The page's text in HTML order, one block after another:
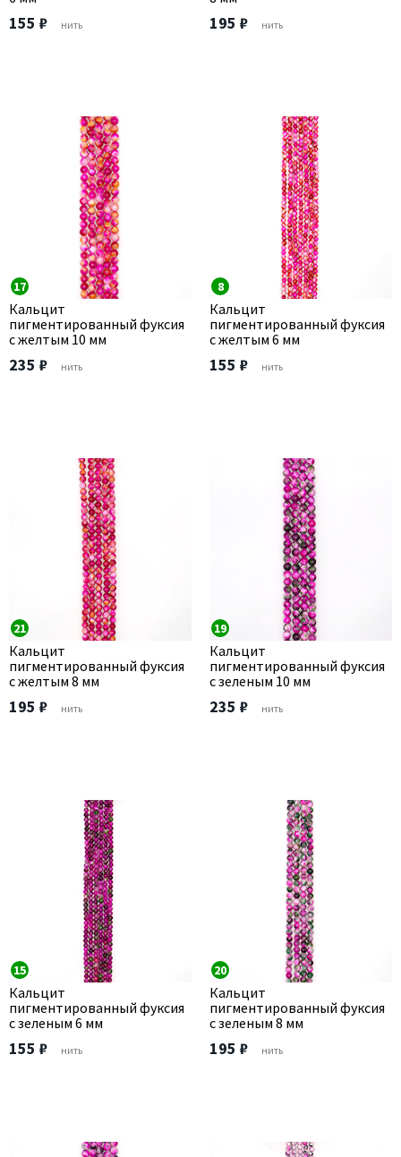
155 ₽ нить 195 ₽ нить
17
Кальцит
пигментированный фуксия
с желтым 10 мм
235 ₽ нить
8
Кальцит
пигментированный фуксия
с желтым 6 мм
155 ₽ нить
21
Кальцит
пигментированный фуксия
с желтым 8 мм
195 ₽ нить
19
Кальцит
пигментированный фуксия
с зеленым 10 мм
235 ₽ нить
15
Кальцит
пигментированный фуксия
с зеленым 6 мм
155 ₽ нить
20
Кальцит
пигментированный фуксия
с зеленым 8 мм
195 ₽ нить